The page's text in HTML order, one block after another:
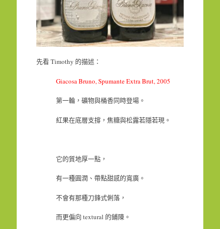
先看 Timothy 的描述：
Giacosa Bruno, Spumante Extra Brut, 2005
第一輪，礦物與桶香同時登場。
紅果在底層支撐，焦糖與松露若隱若現。
它的質地厚一點，
有一種圓潤、帶點甜感的寬廣。
不會有那種刀鋒式俐落，
而更偏向 textural 的鋪陳。